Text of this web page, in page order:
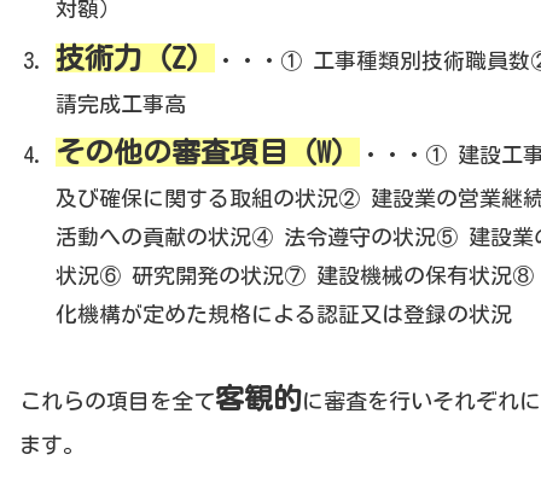
対額）
技術力（Z）
・・・① 工事種類別技術職員
請完成工事高
その他の審査項目（W）
・・・① 建設工
及び確保に関する取組の状況② 建設業の営業継
活動への貢献の状況④ 法令遵守の状況⑤ 建設業
状況⑥ 研究開発の状況⑦ 建設機械の保有状況⑧
化機構が定めた規格による認証又は登録の状況
これらの項目を全て客観的に審査を行いそれぞれ
ます。